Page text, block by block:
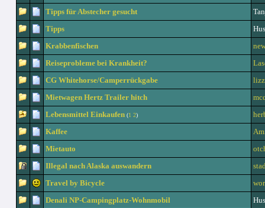
Tipps für Abstecher gesucht
Tipps
Krabbenfischen
Reiseprobleme bei Krankheit?
CG Whitehorse/Camperrückgabe
Mietwagen Hertz Trailer hitch
Lebensmittel Einkaufen (1 2)
Kaffee
Mietauto
Illegal nach Alaska auswandern
Travel by Bicycle
Denali NP-Campingplatz-Wohnmobil